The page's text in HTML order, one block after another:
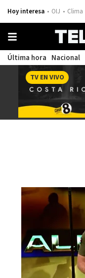
Hoy interesa OIJ Clima
Última hora Nacional
TV EN VIVO